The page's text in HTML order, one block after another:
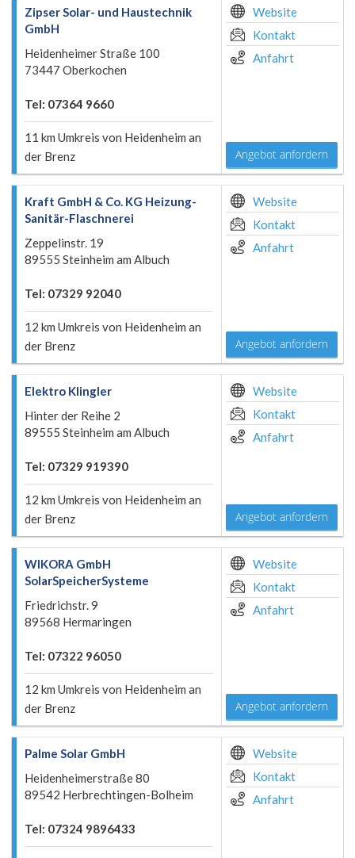
Zipser Solar- und Haustechnik
GmbH
Heidenheimer Straße 100
73447 Oberkochen
Tel: 07364 9660
11 km Umkreis von Heidenheim an
der Brenz
Website
Kontakt
Anfahrt
Angebot anfordern
Kraft GmbH & Co. KG Heizung-
Sanitär-Flaschnerei
Zeppelinstr. 19
89555 Steinheim am Albuch
Tel: 07329 92040
12 km Umkreis von Heidenheim an
der Brenz
Website
Kontakt
Anfahrt
Angebot anfordern
Elektro Klingler
Hinter der Reihe 2
89555 Steinheim am Albuch
Tel: 07329 919390
12 km Umkreis von Heidenheim an
der Brenz
Website
Kontakt
Anfahrt
Angebot anfordern
WIKORA GmbH
SolarSpeicherSysteme
Friedrichstr. 9
89568 Hermaringen
Tel: 07322 96050
12 km Umkreis von Heidenheim an
der Brenz
Website
Kontakt
Anfahrt
Angebot anfordern
Palme Solar GmbH
Heidenheimerstraße 80
89542 Herbrechtingen-Bolheim
Tel: 07324 9896433
Website
Kontakt
Anfahrt